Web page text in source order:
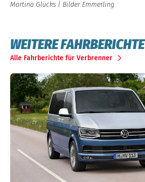
Martina Glücks | Bilder Emmerling
WEITERE FAHRBERICHTE
Alle Fahrberichte für Verbrenner